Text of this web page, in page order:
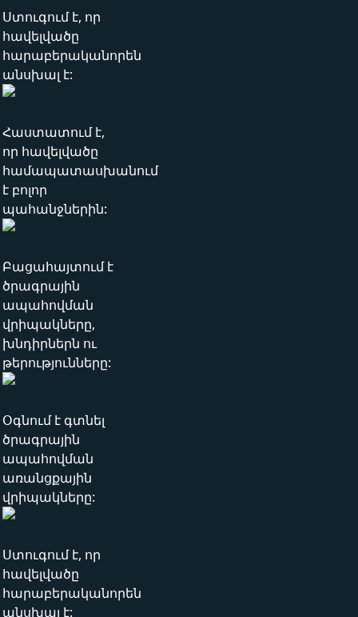
Ստուգում է, որ
հավելվածը
հարաբերականորեն
անսխալ է:
Հաստատում է,
որ հավելվածը
համապատասխանում
է բոլոր
պահանջներին:
Բացահայտում է
ծրագրային
ապահովման
վրիպակները,
խնդիրներն ու
թերությունները:
Օգնում է գտնել
ծրագրային
ապահովման
առանցքային
վրիպակները:
Ստուգում է, որ
հավելվածը
հարաբերականորեն
անսխալ է: